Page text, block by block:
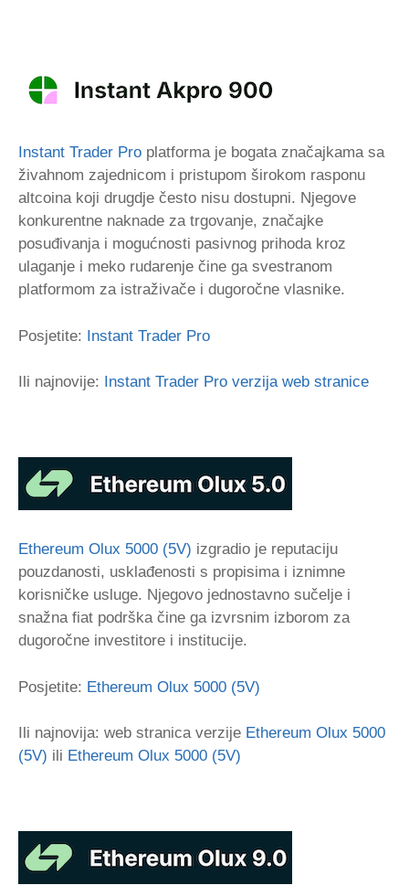
Instant Trader Pro platforma je bogata značajkama sa
živahnom zajednicom i pristupom širokom rasponu
altcoina koji drugdje često nisu dostupni. Njegove
konkurentne naknade za trgovanje, značajke
posuđivanja i mogućnosti pasivnog prihoda kroz
ulaganje i meko rudarenje čine ga svestranom
platformom za istraživače i dugoročne vlasnike.
Posjetite: Instant Trader Pro
Ili najnovije: Instant Trader Pro verzija web stranice
Ethereum Olux 5000 (5V) izgradio je reputaciju
pouzdanosti, usklađenosti s propisima i iznimne
korisničke usluge. Njegovo jednostavno sučelje i
snažna fiat podrška čine ga izvrsnim izborom za
dugoročne investitore i institucije.
Posjetite: Ethereum Olux 5000 (5V)
Ili najnovija: web stranica verzije Ethereum Olux 5000
(5V) ili Ethereum Olux 5000 (5V)